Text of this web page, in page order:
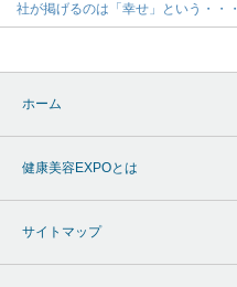
社が掲げるのは「幸せ」という・・
ホーム
健康美容EXPOとは
サイトマップ